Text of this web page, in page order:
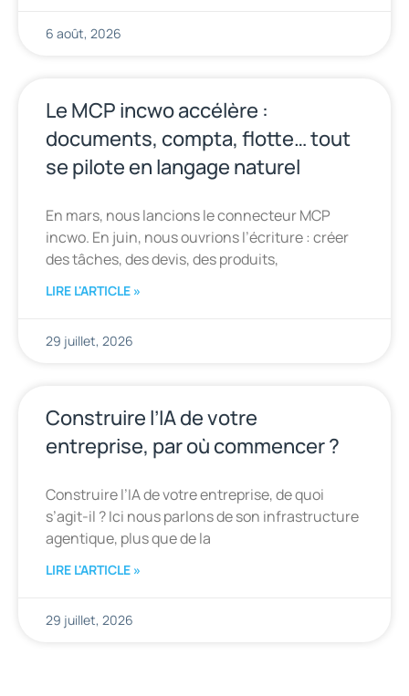
6 août, 2026
Le MCP incwo accélère :
documents, compta, flotte… tout
se pilote en langage naturel
En mars, nous lancions le connecteur MCP
incwo. En juin, nous ouvrions l’écriture : créer
des tâches, des devis, des produits,
LIRE L'ARTICLE »
29 juillet, 2026
Construire l’IA de votre
entreprise, par où commencer ?
Construire l’IA de votre entreprise, de quoi
s’agit-il ? Ici nous parlons de son infrastructure
agentique, plus que de la
LIRE L'ARTICLE »
29 juillet, 2026